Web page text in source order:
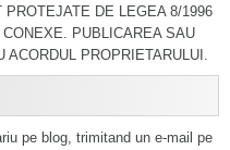
DE LEGEA 8/1996
PUBLICAREA SAU
ACORDUL PROPRIETARULUI.
pe blog, trimitand un e-mail pe